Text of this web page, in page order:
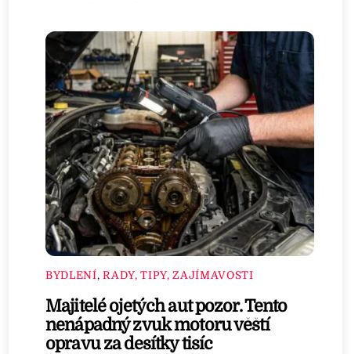
BYDLENÍ,RADY, TIPY, ZAJÍMAVOSTI
Majitelé ojetých aut pozor. Tento
nenápadný zvuk motoru věští
opravu za desítky tisíc